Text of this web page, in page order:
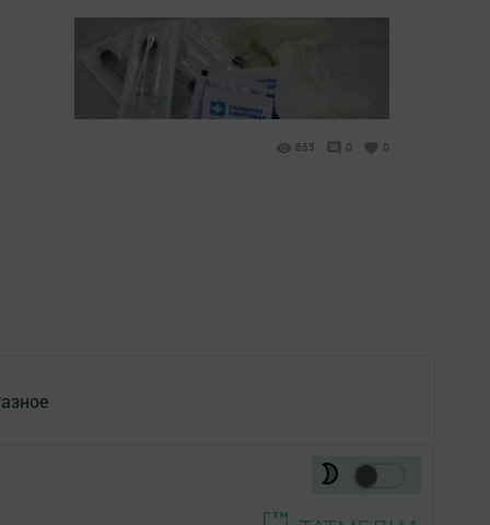
665 0 0